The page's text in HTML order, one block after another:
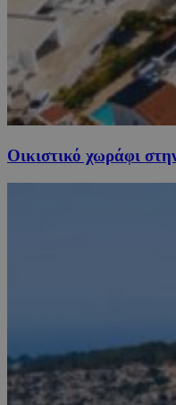
Οικιστικό χωράφι